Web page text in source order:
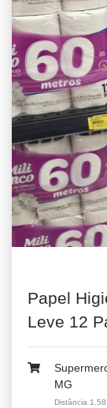
Papel
Leve 12
MG
Distância